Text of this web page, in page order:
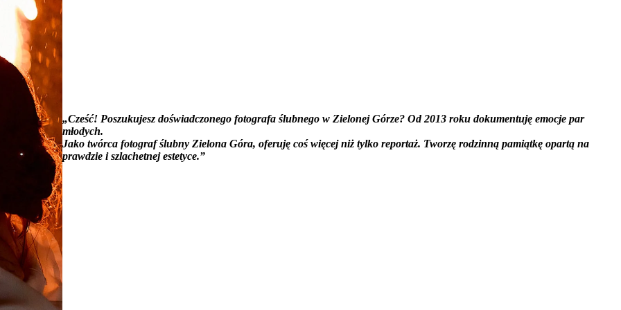
„Cześć! Poszukujesz doświadczonego fotografa ślubnego w Zielonej Górze? Od 2013 roku dokumentuję emocje par
młodych.
Jako twórca fotograf ślubny Zielona Góra, oferuję coś więcej niż tylko reportaż. Tworzę rodzinną pamiątkę opartą na
prawdzie i szlachetnej estetyce.”